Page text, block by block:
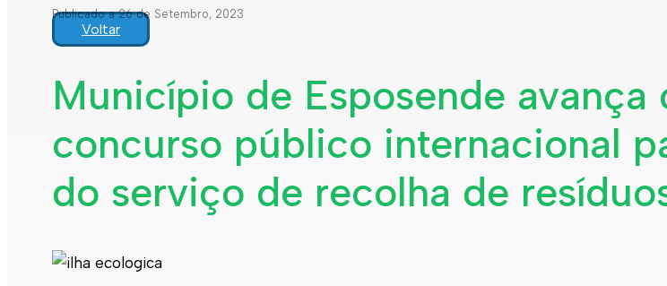
Recolha de resíduos
Comunicação de leituras
Rede de abastecimento de água
Rede de águas residuais
Rede de águas pluviais
Limpeza urbana
Gestão de resíduos
Espaços verdes
Sustentabilidade
Empreitadas
Publicado a 26 de Setembro, 2023
Voltar
Município de Esposende avança
concurso público internacional
do serviço de recolha de